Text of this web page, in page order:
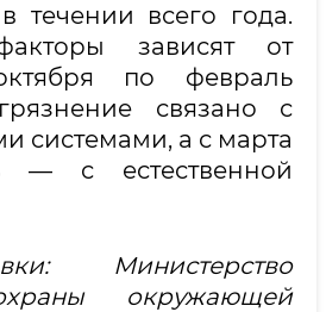
течении всего года.
зависят от
по февраль
связано с
системами, а с марта
— с естественной
Министерство
окружающей